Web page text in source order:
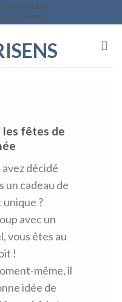
06 49 77 51 04
Les Clouzeaux
les fêtes de
décidé
un cadeau de
?
avec un
vous êtes au
!
même, il
idée de